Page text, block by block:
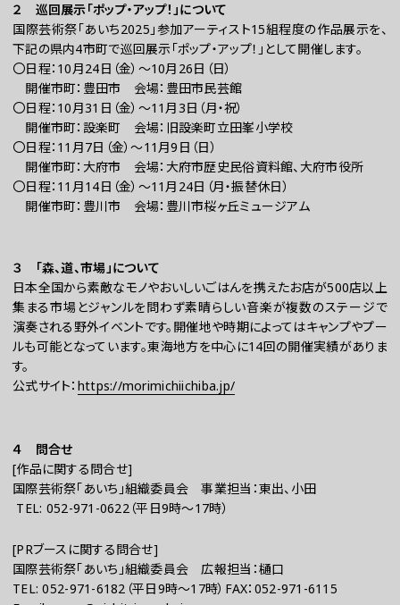
２ 巡回展示「ポップ・アップ！」について
国際芸術祭「あいち2025」参加アーティスト15組程度の作品展示を、
下記の県内4市町で巡回展示「ポップ・アップ！」として開催します。
〇日程：10月24日（金）～10月26日（日）
開催市町：豊田市 会場：豊田市民芸館
〇日程：10月31日（金）～11月3日（月・祝）
開催市町：設楽町 会場：旧設楽町立田峯小学校
〇日程：11月7日（金）～11月9日（日）
開催市町：大府市 会場：大府市歴史民俗資料館、大府市役所
〇日程：11月14日（金）～11月24日（月・振替休日）
開催市町：豊川市 会場：豊川市桜ヶ丘ミュージアム
３ 「森、道、市場」について
日本全国から素敵なモノやおいしいごはんを携えたお店が500店以上
集まる市場とジャンルを問わず素晴らしい音楽が複数のステージで
演奏される野外イベントです。開催地や時期によってはキャンプやプー
ルも可能となっています。東海地方を中心に14回の開催実績がありま
す。
公式サイト： https://morimichiichiba.jp/
４ 問合せ
[作品に関する問合せ]
国際芸術祭「あいち」組織委員会 事業担当：東出、小田
TEL: 052-971-0622（平日9時～17時）
[PRブースに関する問合せ]
国際芸術祭「あいち」組織委員会 広報担当：樋口
TEL: 052-971-6182（平日9時～17時）FAX：052-971-6115